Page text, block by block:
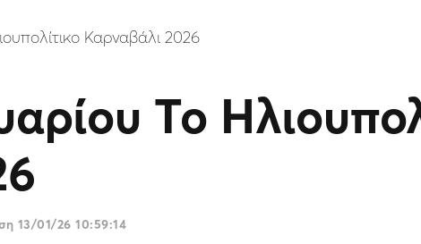
Καρναβάλι 2026
Το
13/01/26 10:59:14